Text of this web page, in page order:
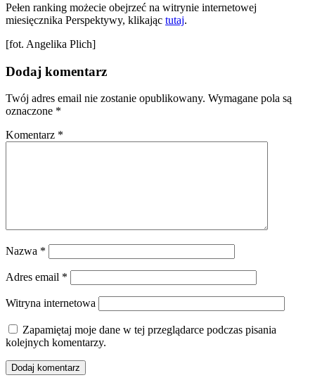
Pełen ranking możecie obejrzeć na witrynie internetowej
miesięcznika Perspektywy, klikając tutaj.
[fot. Angelika Plich]
Dodaj komentarz
Twój adres email nie zostanie opublikowany. Wymagane pola są
oznaczone *
Komentarz *
Nazwa *
Adres email *
Witryna internetowa
Zapamiętaj moje dane w tej przeglądarce podczas pisania
kolejnych komentarzy.